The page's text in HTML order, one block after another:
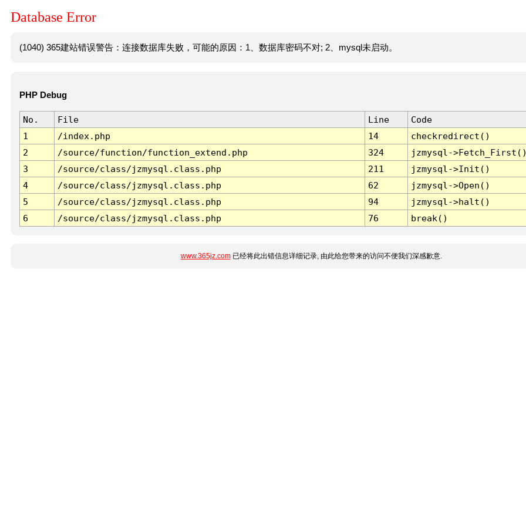
Database Error
(1040) 365建站错误警告：连接数据库失败，可能的原因：1、数据库密码不对; 2、mysql未启动。
PHP Debug
No. File Line
Code
1
/index.php 14
checkredirect()
2
/source/function/function_extend.php 324
jzmysql-
3
/source/class/jzmysql.class.php 211
jzmysql->Init()
4
/source/class/jzmysql.class.php 62
jzmysql->Open()
5
/source/class/jzmysql.class.php 94
jzmysql->halt()
6
/source/class/jzmysql.class.php 76 break()
www.365jz.com已经将此出错信息详细记录, 由此给您带来的访问不便我们深感歉意.